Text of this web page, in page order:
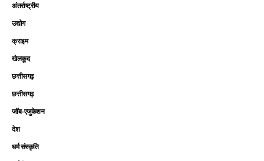
अंतर्राष्ट्रीय
उद्योग
क्राइम
खेलकूद
छत्तीसगढ़
छत्तीसगढ़
जॉब-एजुकेशन
देश
धर्म संस्कृति